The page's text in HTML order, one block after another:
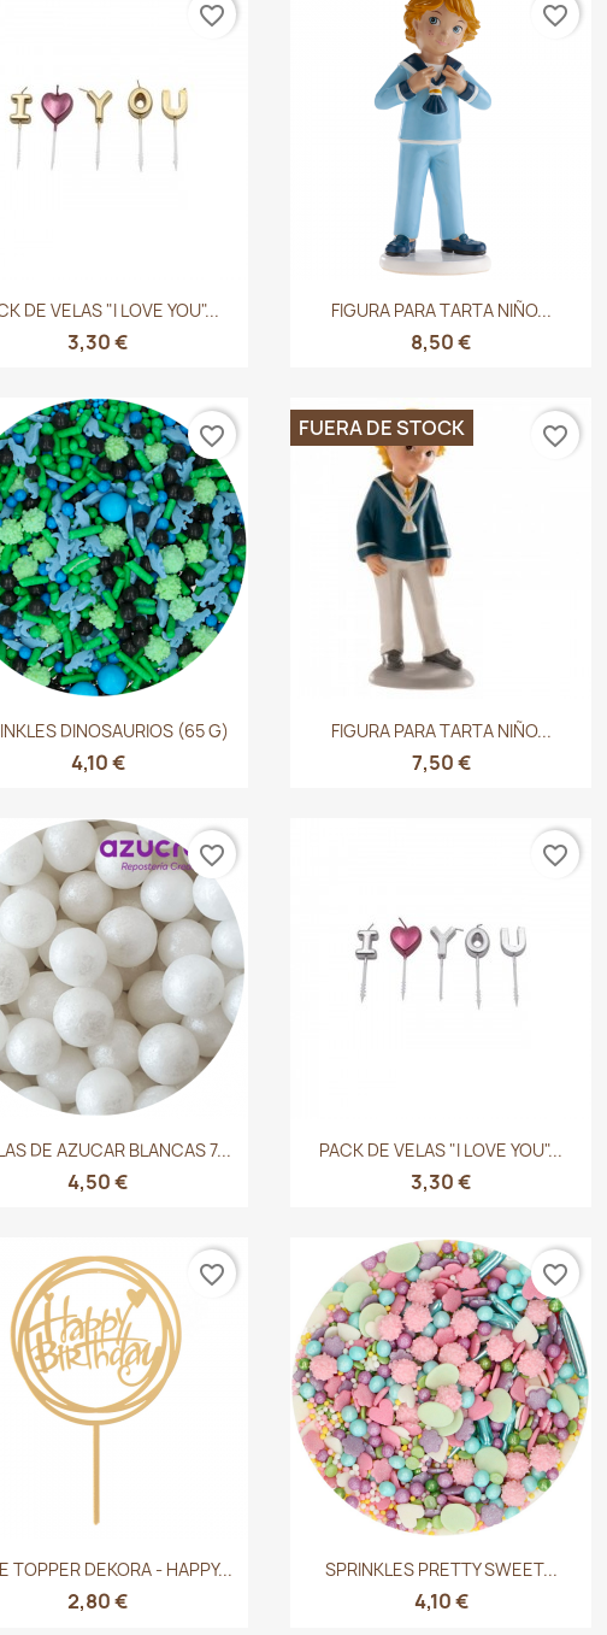
Vista rápida
DE VELAS "I LOVE YOU"...
3,30 €
favorite_border
Vista rápida
FIGURA PARA TARTA NIÑO...
8,50 €
favorite_border
Vista rápida
DINOSAURIOS (65 G)
4,10 €
favorite_border
Vista rápida
FIGURA PARA TARTA NIÑO...
7,50 €
FUERA DE STOCK favorite_border
 Vista rápida
DE AZUCAR BLANCAS 7...
4,50 €
favorite_border
Vista rápida
PACK DE VELAS "I LOVE YOU"...
3,30 €
favorite_border
Vista rápida
TOPPER DEKORA - HAPPY...
2,80 €
favorite_border
Vista rápida
SPRINKLES PRETTY SWEET...
4,10 €
favorite_border